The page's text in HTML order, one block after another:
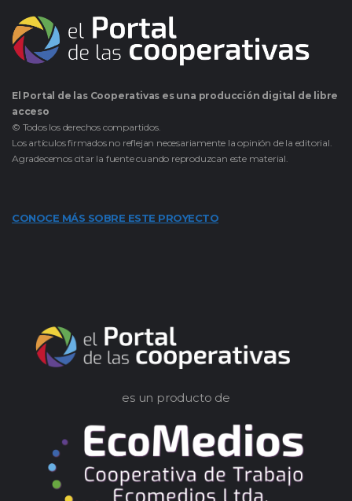
El Portal de las Cooperativas es una producción digital de libre
acceso
© Todos los derechos compartidos.
Los artículos firmados no reflejan necesariamente la opinión de la editorial.
Agradecemos citar la fuente cuando reproduzcan este material.
CONOCE MÁS SOBRE ESTE PROYECTO
es un producto de